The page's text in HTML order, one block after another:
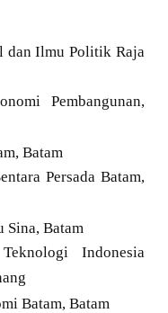
dan Ilmu Politik Raja
Pembangunan,
Batam
Persada Batam,
Sina, Batam
Indonesia
Batam, Batam